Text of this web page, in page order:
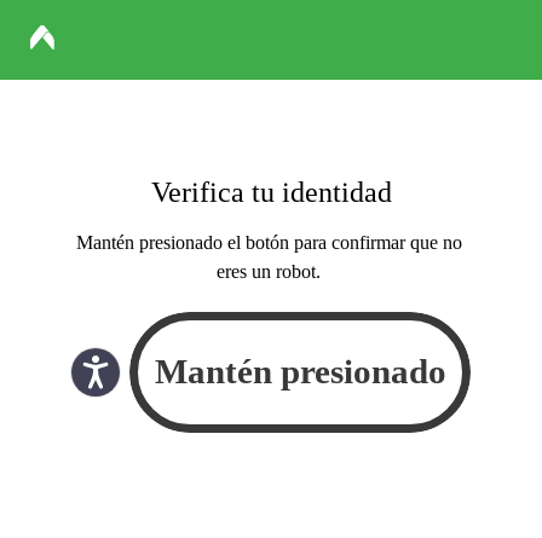
Verifica tu identidad
Mantén presionado el botón para confirmar que no
eres un robot.